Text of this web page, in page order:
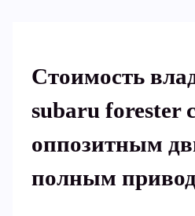
Стоимость
subaru forester
оппозитным
полным